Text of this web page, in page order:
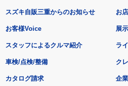
スズキ自販三重からのお知らせ
お客様Voice
スタッフによるクルマ紹介
お
展
ラ
車検/点検/整備 ク
カタログ請求 企